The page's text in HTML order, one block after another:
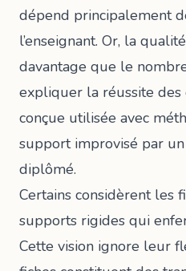
dépend principalement
l’enseignant. Or, la
davantage que le
expliquer la réussite des
conçue utilisée avec
support improvisé par
diplômé.
Certains considèrent les
supports rigides qui
Cette vision ignore leur